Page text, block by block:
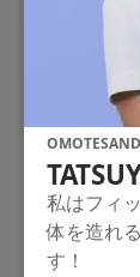
私はフィ
体を造れ
す！